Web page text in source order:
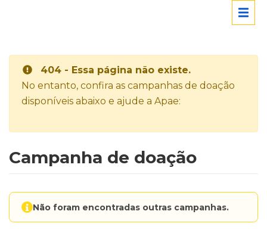
404 - Essa página não existe.
No entanto, confira as campanhas de doação
disponíveis abaixo e ajude a Apae:
Campanha de doação
Não foram encontradas outras campanhas.